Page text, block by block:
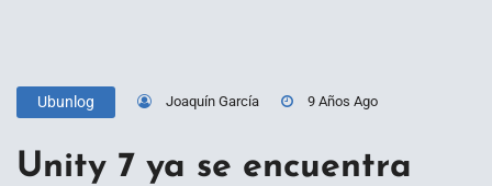
Ubunlog Joaquín García 9 Años Ago
Unity 7 ya se encuentra